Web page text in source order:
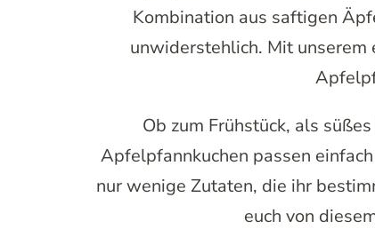
Kombination aus saftigen
unwiderstehlich. Mit unserem
Ob zum Frühstück, als
Apfelpfannkuchen passen
nur wenige Zutaten, die ihr
euch von